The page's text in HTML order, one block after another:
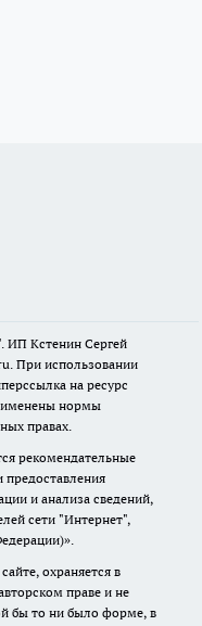
ИП Кстенин Сергей
При использовании
на ресурс
нормы
правах.
рекомендательные
и анализа сведений,
сети "Интернет",
охраняется в
праве и не
бы то ни было форме, в